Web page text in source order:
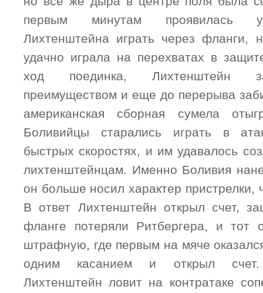
первым минутам проявилась
Лихтенштейна играть через фланги,
удачно играла на перехватах в
ход поединка, Лихтенштейн
преимуществом и еще до перерыва
американская сборная сумела
Боливийцы старались играть в
быстрых скоростях, и им удавалось
лихтенштейнцам. Именно Боливия
он больше носил характер пристрелки,
В ответ Лихтенштейн открыл счет,
фланге потеряли Ритбергера, и тот
штрафную, где первым на мяче
одним касанием и открыл
Лихтенштейн ловит на контратаке